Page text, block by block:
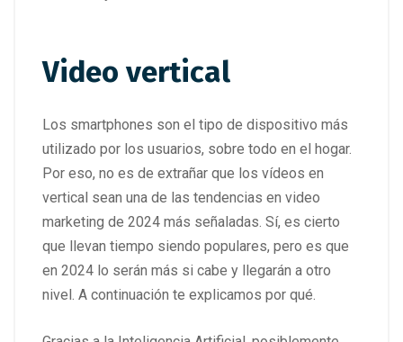
Video vertical
Los smartphones son el tipo de dispositivo más
utilizado por los usuarios, sobre todo en el hogar.
Por eso, no es de extrañar que los vídeos en
vertical sean una de las tendencias en video
marketing de 2024 más señaladas. Sí, es cierto
que llevan tiempo siendo populares, pero es que
en 2024 lo serán más si cabe y llegarán a otro
nivel. A continuación te explicamos por qué.